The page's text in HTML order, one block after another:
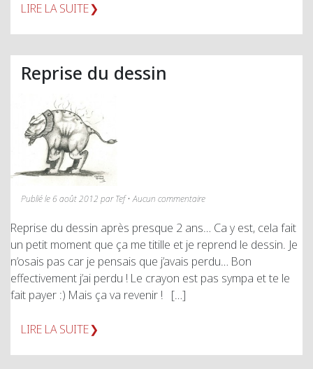
LIRE LA SUITE
Reprise du dessin
Publié le 6 août 2012 par Tef • Aucun commentaire
Reprise du dessin après presque 2 ans… Ca y est, cela fait
un petit moment que ça me titille et je reprend le dessin. Je
n’osais pas car je pensais que j’avais perdu… Bon
effectivement j’ai perdu ! Le crayon est pas sympa et te le
fait payer :) Mais ça va revenir ! […]
LIRE LA SUITE